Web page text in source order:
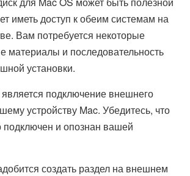
иметь доступ к обеим системам на
Вам потребуется некоторые
материалы и последовательность
установки.
подключение внешнего
устройству Mac. Убедитесь, что
подключен и опознан вашей
создать раздел на внешнем